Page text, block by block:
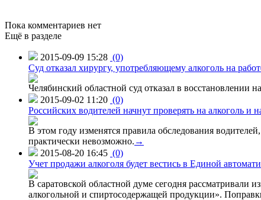
Пока комментариев нет
Ещё в разделе
2015-09-09 15:28 (0)
Суд отказал хирургу, употребляющему алкоголь на
Челябинский областной суд отказал в восстановлении
2015-09-02 11:20 (0)
Российских водителей начнут проверять на алкоголь и
В этом году изменятся правила обследования
практически невозможно. →
2015-08-20 16:45 (0)
Учет продажи алкоголя будет вестись в Единой
В саратовской областной думе сегодня рассматривали
алкогольной и спиртосодержащей продукции».